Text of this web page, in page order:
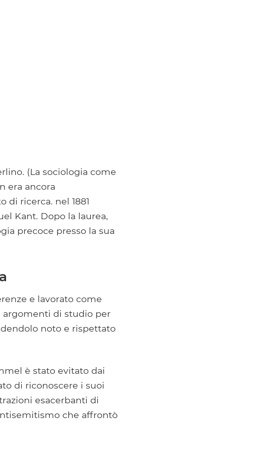
(La sociologia come
era ancora
ricerca. nel 1881
Kant. Dopo la laurea,
precoce presso la sua
e lavorato come
argomenti di studio per
noto e rispettato
è stato evitato dai
di riconoscere i suoi
esacerbanti di
che affrontò